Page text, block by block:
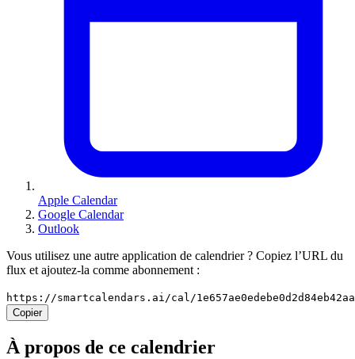
Apple Calendar
Google Calendar
Outlook
Vous utilisez une autre application de calendrier ? Copiez l’URL du
flux et ajoutez-la comme abonnement :
https://smartcalendars.ai/cal/
Copier
À propos de ce calendrier